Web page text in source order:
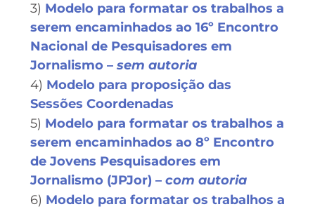
3) Modelo para formatar os trabalhos a
serem encaminhados ao 16º Encontro
Nacional de Pesquisadores em
Jornalismo – sem autoria
4) Modelo para proposição das
Sessões Coordenadas
5) Modelo para formatar os trabalhos a
serem encaminhados ao 8º Encontro
de Jovens Pesquisadores em
Jornalismo (JPJor) – com autoria
6) Modelo para formatar os trabalhos a